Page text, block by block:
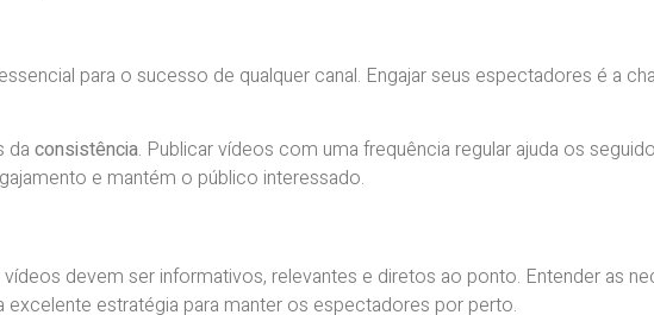
para o sucesso de qualquer canal. Engajar seus espectadores é a
da consistência. Publicar vídeos com uma frequência regular ajuda os
e mantém o público interessado.
vídeos devem ser informativos, relevantes e diretos ao ponto. Entender as
estratégia para manter os espectadores por perto.